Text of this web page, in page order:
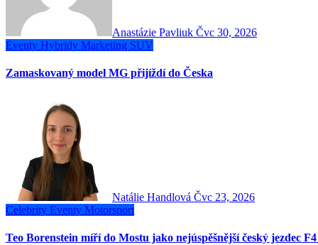
Anastázie Pavliuk Čvc 30, 2026
Eventy Hybridy Marketing SUV
Zamaskovaný model MG přijíždí do Česka
Natálie Handlová Čvc 23, 2026
Celebrity Eventy Motorsport
Teo Borenstein míří do Mostu jako nejúspěšnější český jezdec